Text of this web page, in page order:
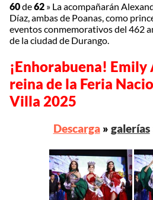
60de62 » La acompañarán
Díaz, ambas de Poanas, como
eventos conmemorativos del 462
de la ciudad de Durango.
¡Enhorabuena! Emily
reina de la Feria
Villa 2025
Descarga» galerías